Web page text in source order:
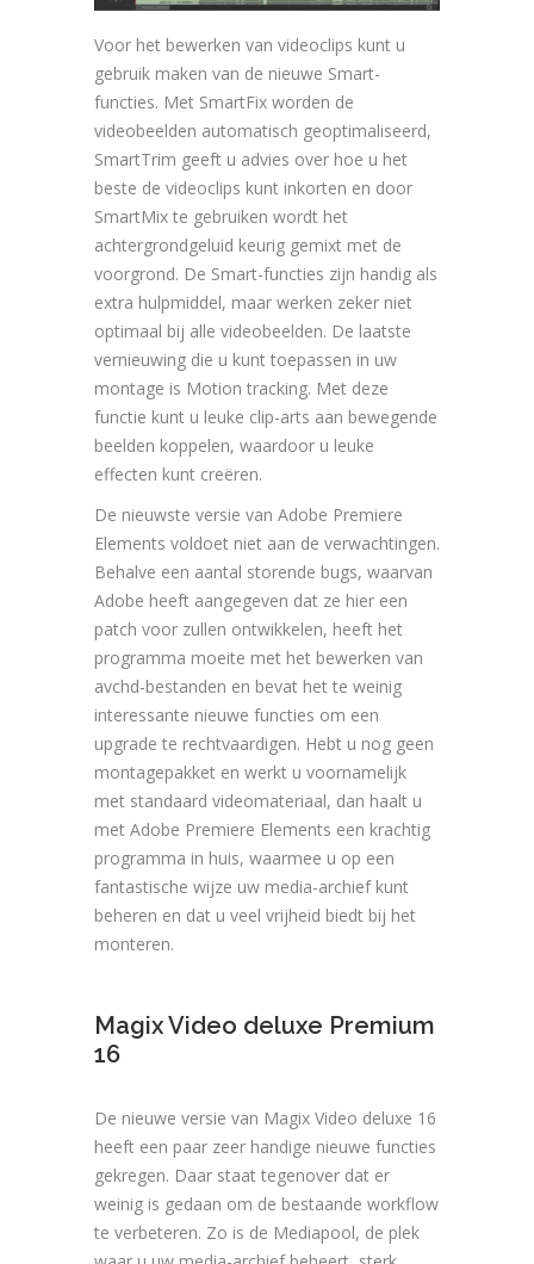
Voor het bewerken van videoclips kunt u
gebruik maken van de nieuwe Smart-
functies. Met SmartFix worden de
videobeelden automatisch geoptimaliseerd,
SmartTrim geeft u advies over hoe u het
beste de videoclips kunt inkorten en door
SmartMix te gebruiken wordt het
achtergrondgeluid keurig gemixt met de
voorgrond. De Smart-functies zijn handig als
extra hulpmiddel, maar werken zeker niet
optimaal bij alle videobeelden. De laatste
vernieuwing die u kunt toepassen in uw
montage is Motion tracking. Met deze
functie kunt u leuke clip-arts aan bewegende
beelden koppelen, waardoor u leuke
effecten kunt creëren.
De nieuwste versie van Adobe Premiere
Elements voldoet niet aan de verwachtingen.
Behalve een aantal storende bugs, waarvan
Adobe heeft aangegeven dat ze hier een
patch voor zullen ontwikkelen, heeft het
programma moeite met het bewerken van
avchd-bestanden en bevat het te weinig
interessante nieuwe functies om een
upgrade te rechtvaardigen. Hebt u nog geen
montagepakket en werkt u voornamelijk
met standaard videomateriaal, dan haalt u
met Adobe Premiere Elements een krachtig
programma in huis, waarmee u op een
fantastische wijze uw media-archief kunt
beheren en dat u veel vrijheid biedt bij het
monteren.
Magix Video deluxe Premium
16
De nieuwe versie van Magix Video deluxe 16
heeft een paar zeer handige nieuwe functies
gekregen. Daar staat tegenover dat er
weinig is gedaan om de bestaande workflow
te verbeteren. Zo is de Mediapool, de plek